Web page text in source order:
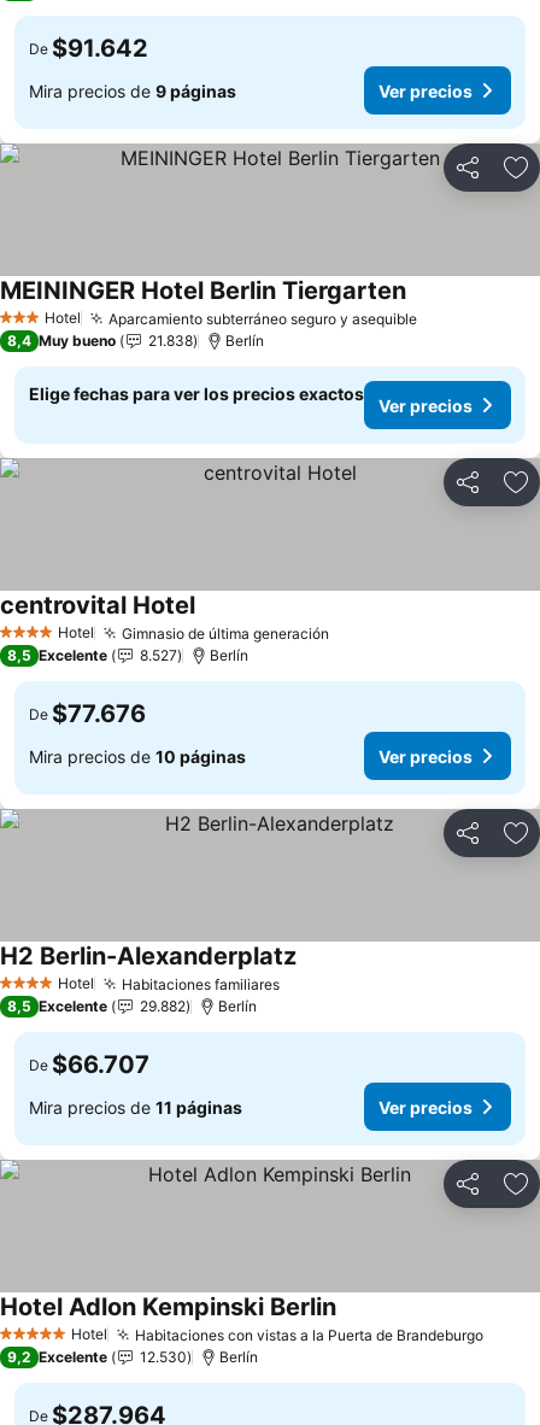
De $91.642
Mira precios de 9 páginas Ver precios
Compartir
3 Estrellas
Hotel Aparcamiento subterráneo seguro y asequibleVer precios
MEININGER Hotel Berlin TiergartenVer precios
8,4 Muy bueno 21.838 Berlín
Elige fechas para ver los precios exactos
Ver precios
Compartir
4 EstrellasHotel Gimnasio de última generación
centrovital HotelVer precios
8,5 Excelente 8.527 Berlín
De $77.676
Mira precios de 10 páginas Ver precios
Compartir
4 EstrellasHotel Habitaciones familiaresVer precios
H2 Berlin-AlexanderplatzVer precios
8,5 Excelente 29.882 Berlín
De $66.707
Mira precios de 11 páginas Ver precios
Compartir
5 Estrellas Hotel Habitaciones con vistas a la Puerta de BrandeburgoVer
Hotel Adlon Kempinski BerlinVer precios
9,2 Excelente 12.530 Berlín
De $287.964